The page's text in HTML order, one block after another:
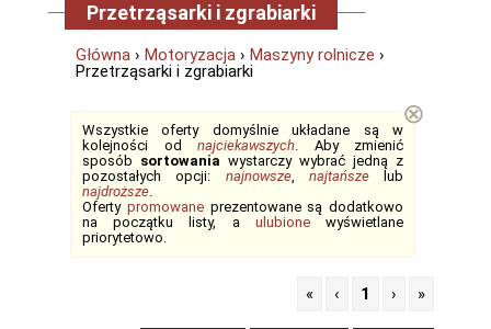
Przetrząsarki i zgrabiarki
Główna › Motoryzacja › Maszyny rolnicze ›
Przetrząsarki i zgrabiarki
Wszystkie oferty domyślnie układane są w
kolejności od najciekawszych. Aby zmienić
sposób sortowania wystarczy wybrać jedną z
pozostałych opcji: najnowsze, najtańszelub
najdroższe.
Oferty promowaneprezentowane są dodatkowo
na początku listy, a ulubionewyświetlane
priorytetowo.
⊗
« ‹ 1 › »